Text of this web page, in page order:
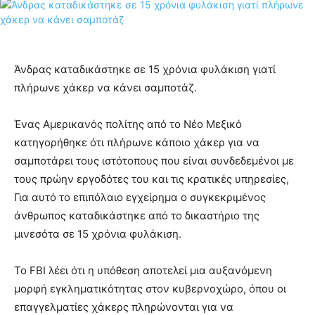
Άνδρας καταδικάστηκε σε 15 χρόνια φυλάκιση γιατί
πλήρωνε χάκερ να κάνει σαμποτάζ.
Ένας Αμερικανός πολίτης από το Νέο Μεξικό
κατηγορήθηκε ότι πλήρωνε κάποιο χάκερ για να
σαμποτάρει τους ιστότοπους που είναι συνδεδεμένοι με
τους πρώην εργοδότες του και τις κρατικές υπηρεσίες,
Για αυτό το επιπόλαιο εγχείρημα ο συγκεκριμένος
άνθρωπος καταδικάστηκε από το δικαστήριο της
μινεσότα σε 15 χρόνια φυλάκιση.
Το FBI λέει ότι η υπόθεση αποτελεί μια αυξανόμενη
μορφή εγκληματικότητας στον κυβερνοχώρο, όπου οι
επαγγελματίες χάκερς πληρώνονται για να